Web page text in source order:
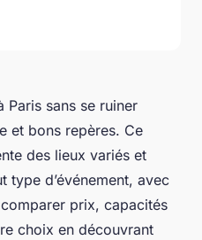
Paris sans se ruiner
et bons repères. Ce
des lieux variés et
type d’événement, avec
prix, capacités
choix en découvrant